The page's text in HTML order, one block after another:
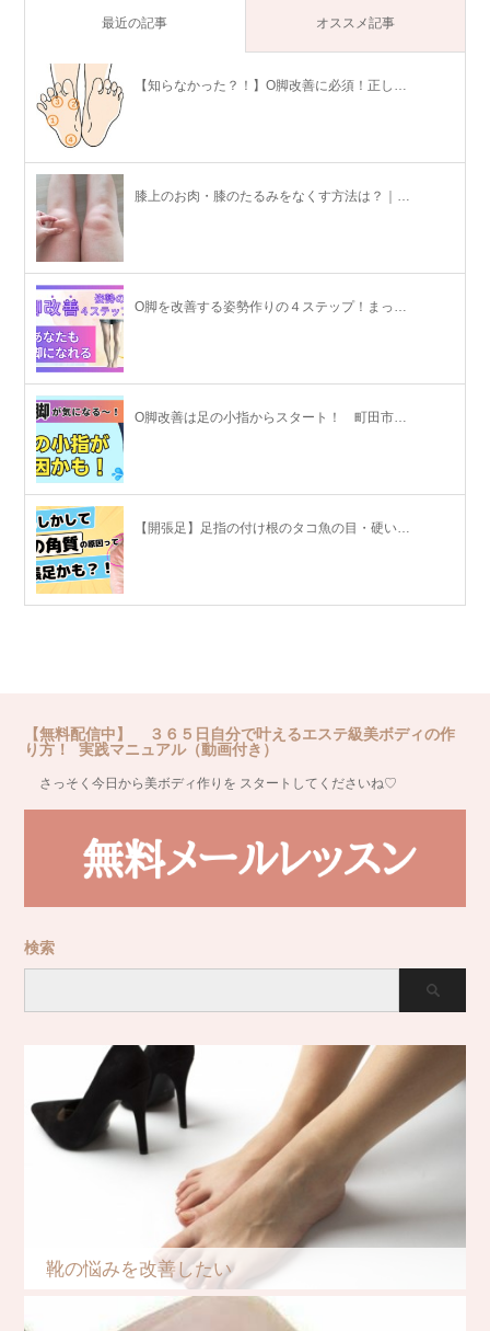
最近の記事 オススメ記事
【知らなかった？！】O脚改善に必須！正し…
膝上のお肉・膝のたるみをなくす方法は？｜…
O脚を改善する姿勢作りの４ステップ！まっ…
O脚改善は足の小指からスタート！ 町田市…
【開張足】足指の付け根のタコ魚の目・硬い…
【無料配信中】 ３６５日自分で叶えるエステ級美ボディの作
り方！ 実践マニュアル（動画付き）
さっそく今日から美ボディ作りを スタートしてくださいね♡
検索
靴の悩みを改善したい